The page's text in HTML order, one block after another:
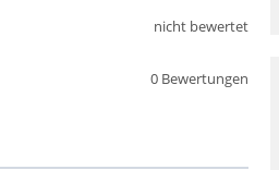
0 Bewertungen
nicht bewertet